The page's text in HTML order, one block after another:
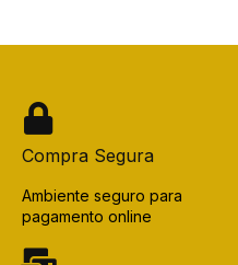
Compra Segura
Ambiente seguro para
pagamento online